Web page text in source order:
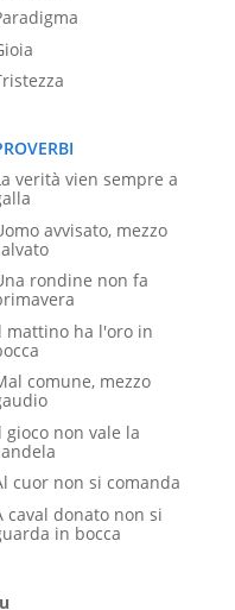
verità vien sempre a
avvisato, mezzo
rondine non fa
mattino ha l'oro in
comune, mezzo
gioco non vale la
cuor non si comanda
caval donato non si
in bocca